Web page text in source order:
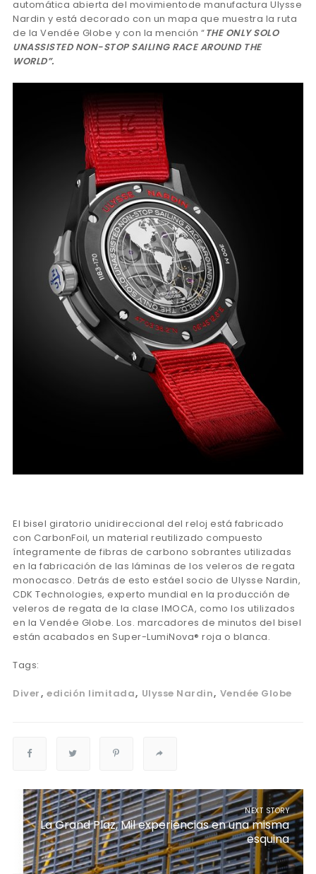
automática abierta del movimientode manufactura Ulysse
Nardin y está decorado con un mapa que muestra la ruta
de la Vendée Globe y con la mención “THE ONLY SOLO
UNASSISTED NON-STOP SAILING RACE AROUND THE
WORLD”.
El bisel giratorio unidireccional del reloj está fabricado
con CarbonFoil, un material reutilizado compuesto
íntegramente de fibras de carbono sobrantes utilizadas
en la fabricación de las láminas de los veleros de regata
monocasco. Detrás de esto estáel socio de Ulysse Nardin,
CDK Technologies, experto mundial en la producción de
veleros de regata de la clase IMOCA, como los utilizados
en la Vendée Globe. Los. marcadores de minutos del bisel
están acabados en Super-LumiNova® roja o blanca.
Tags:
Diver edición limitada Ulysse Nardin Vendée Globe
NEXT STORY
La Grand Plaz, Mil experiencias en una misma
esquina